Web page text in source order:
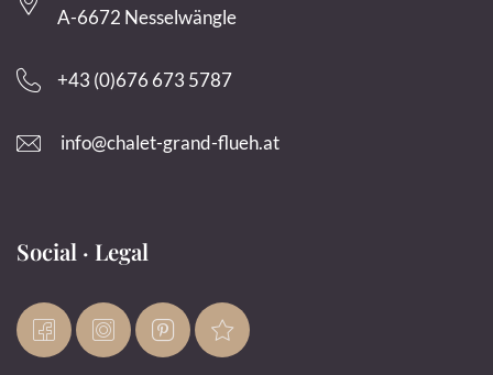
A-6672 Nesselwängle
+43 (0)676 673 5787
info@chalet-grand-flueh.at
Social · Legal